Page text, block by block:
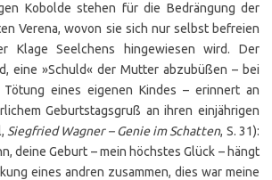
Kobolde stehen für die Bedrängung der
Verena, wovon sie sich nur selbst befreien
Klage Seelchens hingewiesen wird. Der
eine »Schuld« der Mutter abzubüßen – bei
eines eigenen Kindes – erinnert an
Geburtstagsgruß an ihren einjährigen
Siegfried Wagner – Genie im Schatten, S. 31):
deine Geburt – mein höchstes Glück – hängt
eines andren zusammen, dies war meine